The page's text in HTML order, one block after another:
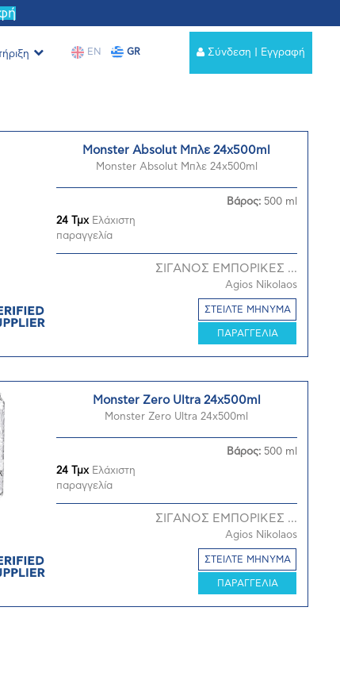
EN GR Σύνδεση | Εγγραφή
Monster Absolut Μπλε 24x500ml
Monster Absolut Μπλε 24x500ml
24 ΤμχΕλάχιστη
παραγγελία
Βάρος: 500 ml
ΣΙΓΑΝΟΣ ΕΜΠΟΡΙΚΕΣ ...
Agios Nikolaos
ΣΤΕΙΛΤΕ ΜΗΝΥΜΑ
ΠΑΡΑΓΓΕΛΙΑ
Monster Zero Ultra 24x500ml
Monster Zero Ultra 24x500ml
24 ΤμχΕλάχιστη
παραγγελία
Βάρος: 500 ml
ΣΙΓΑΝΟΣ ΕΜΠΟΡΙΚΕΣ ...
Agios Nikolaos
ΣΤΕΙΛΤΕ ΜΗΝΥΜΑ
ΠΑΡΑΓΓΕΛΙΑ